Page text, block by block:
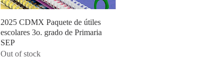
Quick View
2025 CDMX Paquete de útiles
escolares 3o. grado de Primaria
SEP
Out of stock